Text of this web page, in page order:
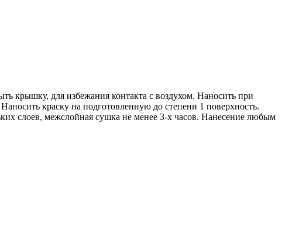
крышку, для избежания контакта с воздухом. Наносить при
краску на подготовленную до степени 1 поверхность.
слоев, межслойная сушка не менее 3-х часов. Нанесение любым